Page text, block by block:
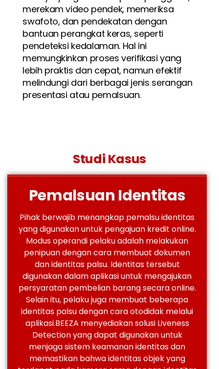
merekam video pendek, memeriksa
swafoto, dan pendekatan dengan
bantuan perangkat keras, seperti
pendeteksi kedalaman. Hal ini
memungkinkan proses verifikasi yang
lebih praktis dan cepat, namun efektif
melindungi dari berbagai jenis serangan
presentasi atau pemalsuan.
Studi Kasus
Pemalsuan Identitas
Pihak berwajib menangkap pemalsu identitas
yang digunakan untuk pengajuan kredit online.
Modus operandi pelaku adalah melakukan
penipuan dengan cara membuat dokumen
dan identitas palsu. Identitas tersebut
digunakan dalam aplikasi untuk mengajukan
persyaratan pembelian barang secara online.
Selain itu, pelaku juga membuat beberapa
identitas palsu dengan cara otodidak melalui
aplikasi.BEEZA menyediakan solusi Liveness
Detection yang dapat digunakan untuk
menjaga sistem keamanan identitas dan
memastikan bahwa identitas objek yang